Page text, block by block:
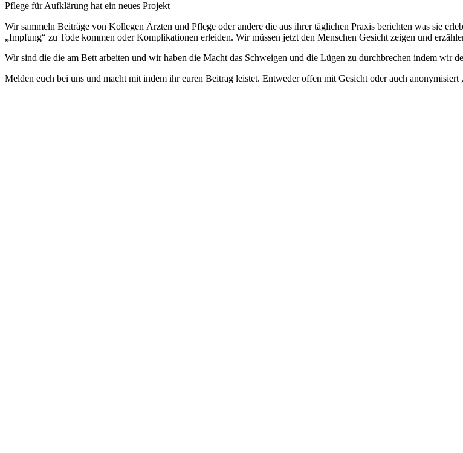
Pflege für Aufklärung hat ein neues Projekt
Wir sammeln Beiträge von Kollegen Ärzten und Pflege oder andere die aus ihrer täglichen Praxis berichten was sie
„Impfung“ zu Tode kommen oder Komplikationen erleiden. Wir müssen jetzt den Menschen Gesicht zeigen und
Wir sind die die am Bett arbeiten und wir haben die Macht das Schweigen und die Lügen zu durchbrechen indem wir
Melden euch bei uns und macht mit indem ihr euren Beitrag leistet. Entweder offen mit Gesicht oder auch anonymisiert